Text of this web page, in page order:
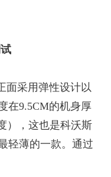
面采用弹性设计以
在9.5CM的机身厚
），这也是科沃斯
轻薄的一款。通过